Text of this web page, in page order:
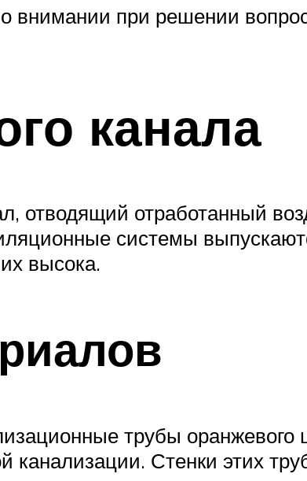
внимании при решении
канала
отводящий отработанный
системы
высока.
трубы оранжевого
Стенки этих